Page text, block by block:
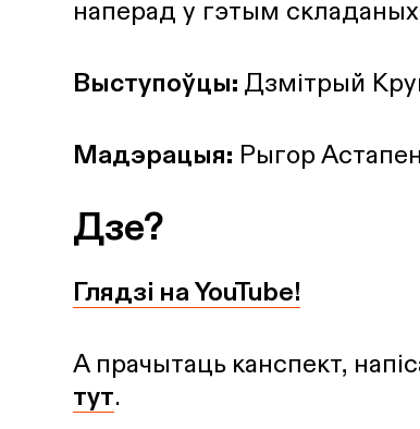
наперад у гэтым
Выступоўцы: Дзмітрый
Мадэрацыя: Рыгор
Дзе?
Глядзі на YouTube!
А прачытаць канспект,
тут.